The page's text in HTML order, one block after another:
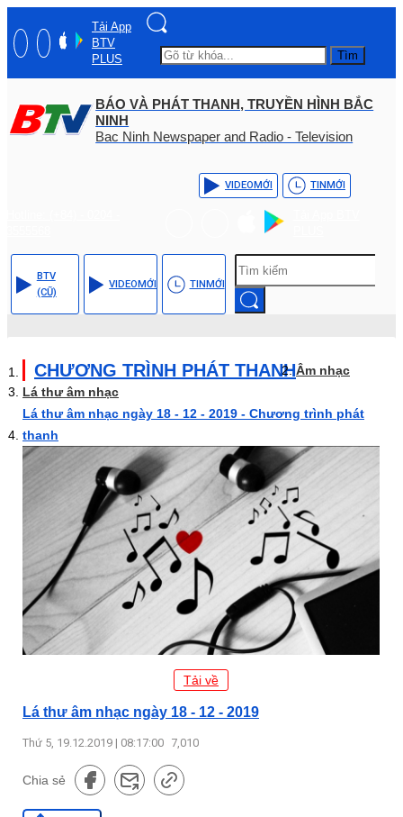
Tải App
BTV
PLUS
Tìm
BÁO VÀ PHÁT THANH, TRUYỀN HÌNH BẮC
NINH
Bac Ninh Newspaper and Radio - Television
VIDEOMỚI TINMỚI
BTV
(CŨ)
VIDEOMỚI TINMỚI
CHƯƠNG TRÌNH PHÁT THANHÂm nhạc
Lá thư âm nhạc
Lá thư âm nhạc ngày 18 - 12 - 2019 - Chương trình phát
thanh
Tải về
Lá thư âm nhạc ngày 18 - 12 - 2019
Thứ 5, 19.12.2019 | 08:17:00 7,010
Chia sẻ